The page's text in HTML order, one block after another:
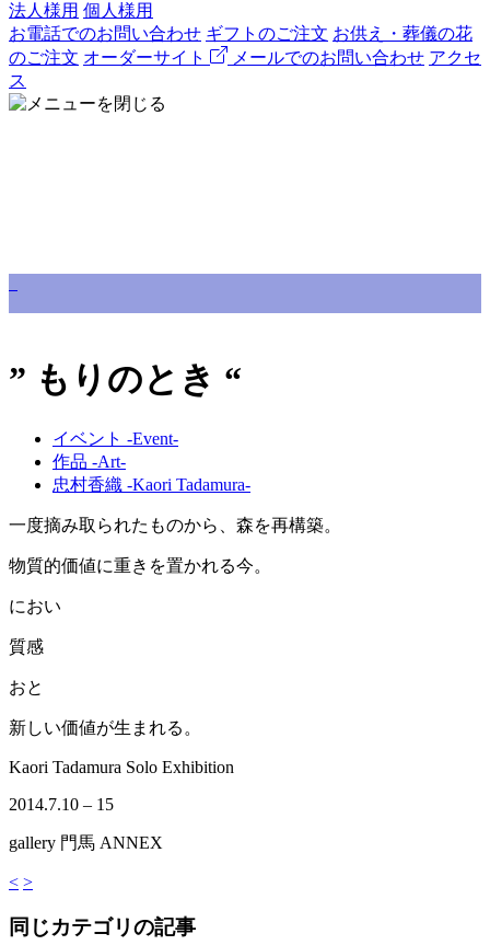
法人様用 個人様用
お電話でのお問い合わせ ギフトのご注文 お供え・葬儀の花
のご注文 オーダーサイト メールでのお問い合わせ アクセ
ス
” もりのとき “
イベント -Event-
作品 -Art-
忠村香織 -Kaori Tadamura-
一度摘み取られたものから、森を再構築。
物質的価値に重きを置かれる今。
におい
質感
おと
新しい価値が生まれる。
Kaori Tadamura Solo Exhibition
2014.7.10 – 15
gallery 門馬 ANNEX
< >
同じカテゴリの記事